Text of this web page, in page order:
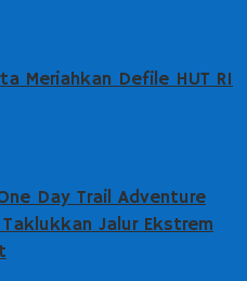
Meriahkan Defile HUT RI
Day Trail Adventure
Jalur Ekstrem